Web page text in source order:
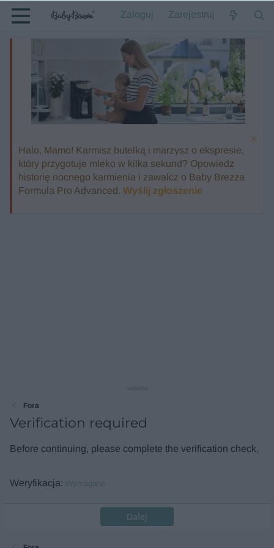
Zaloguj Zarejestruj
Halo, Mamo! Karmisz butelką i marzysz o ekspresie,
który przygotuje mleko w kilka sekund? Opowiedz
historię nocnego karmienia i zawalcz o Baby Brezza
Formula Pro Advanced. Wyślij zgłoszenie
Fora
Verification required
Before continuing, please complete the verification check.
Weryfikacja Wymagane
Dalej